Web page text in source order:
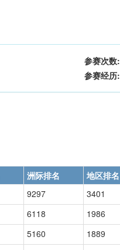
参赛次数:
参赛经历:
洲际排名 地区排名
9297 3401
6118 1986
5160 1889